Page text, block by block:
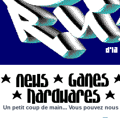
Un petit coup de main... Vous pouvez